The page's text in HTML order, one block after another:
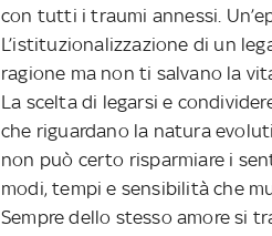
con tutti i traumi annessi.
L’istituzionalizzazione di un
ragione ma non ti salvano la
La scelta di legarsi e
che riguardano la natura
non può certo risparmiare i
modi, tempi e sensibilità che
Sempre dello stesso amore si